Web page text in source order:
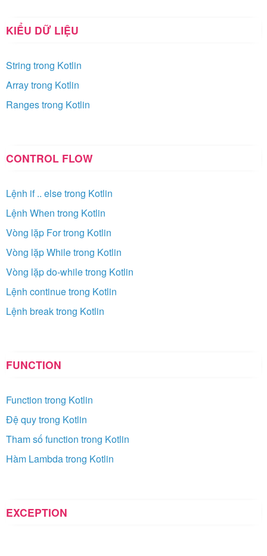
KIỂU DỮ LIỆU
String trong Kotlin
Array trong Kotlin
Ranges trong Kotlin
CONTROL FLOW
Lệnh if .. else trong Kotlin
Lệnh When trong Kotlin
Vòng lặp For trong Kotlin
Vòng lặp While trong Kotlin
Vòng lặp do-while trong Kotlin
Lệnh continue trong Kotlin
Lệnh break trong Kotlin
FUNCTION
Function trong Kotlin
Đệ quy trong Kotlin
Tham số function trong Kotlin
Hàm Lambda trong Kotlin
EXCEPTION